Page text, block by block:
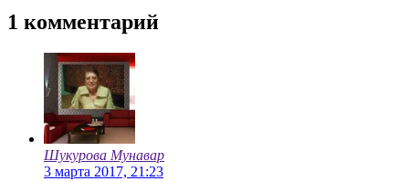
1 комментарий
Шукурова Мунавар
3 марта 2017, 21:23